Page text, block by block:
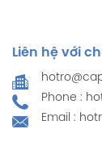
Liên hệ với
Phone :
Email :